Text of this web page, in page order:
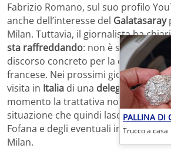
Fabrizio Romano, sul suo profilo
anche dell’interesse del Galatasaray
Milan. Tuttavia, il giornalista ha
sta raffreddando: non è stato
discorso concreto per la cessione
francese. Nei prossimi giorni è
visita in Italia di una delegazione del
momento la trattativa non è in fase
situazione che quindi lascia ancora
Fofana e degli eventuali innesti in
Milan.
PALLINA DI
Trucco a casa